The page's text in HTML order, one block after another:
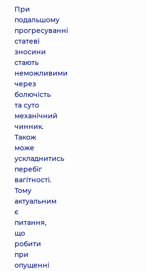
При
подальшому
прогресуванні
статеві
зносини
стають
неможливими
через
болючість
та суто
механічний
чинник.
Також
може
ускладнитись
перебіг
вагітності.
Тому
актуальним
є
питання,
що
робити
при
опущенні